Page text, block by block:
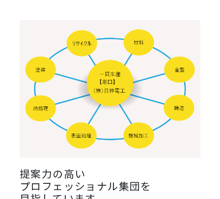
提案力の高い
プロフェッショナル集団を